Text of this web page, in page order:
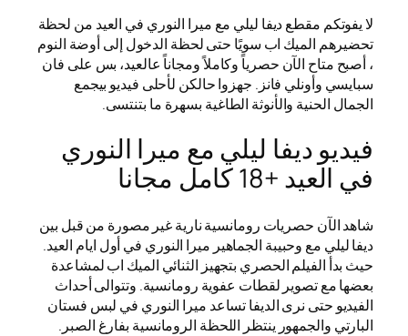
لا يفوتكم مقطع ديفا ليلي مع ميرا النوري في العيد من لحظة
تحضيرهم الميك اب سويًا حتى لحظة الدخول إلى أوضة النوم
، أصبح متاح الآن حصرياً وكاملاً ومجاناً عالعيد، بس على فان
سبايسي وأونلي فانز. جهزوا حالكن لأحلى فيديو بيجمع
الجمال الحنية والأنوثة الطاغية بسهرة ما بتنتسى.
فيديو ديفا ليلي مع ميرا النوري
في العيد +18 كامل مجانا
شاهد الآن حصريات رومانسية نارية غير مصورة من قبل بين
ديفا ليلي مع وحبيبة الجماهير ميرا النوري في أول ايام العيد.
حيث بدأ الفيلم الحصري بتجهيز الثنائي الميك اب لمشاعدة
بعضها مع تصوير لقطات عفوية رومانسية. وتتوالى أحداث
الفيديو حتى نرى الديفا تساعد ميرا النوري في لبس فستان
البارتي والجمهور ينتظر اللحظة الرومانسية بفارغ الصبر.